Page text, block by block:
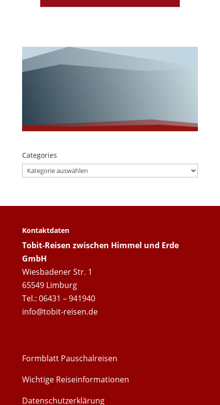
Categories
Categories
Kontaktdaten
Tobit-Reisen zwischen Himmel und Erde
GmbH
Wiesbadener Str. 1
65549 Limburg
Tel.: 06431 – 941940
info@tobit-reisen.de
Formblatt Pauschalreisen
Wichtige Reiseinformationen
Datenschutzerklärung